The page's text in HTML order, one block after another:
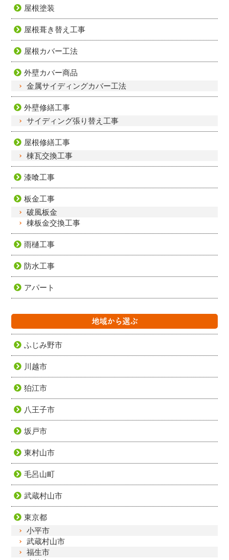
屋根塗装
屋根葺き替え工事
屋根カバー工法
外壁カバー商品
金属サイディングカバー工法
外壁修繕工事
サイディング張り替え工事
屋根修繕工事
棟瓦交換工事
漆喰工事
板金工事
破風板金
棟板金交換工事
雨樋工事
防水工事
アパート
地域から選ぶ
ふじみ野市
川越市
狛江市
八王子市
坂戸市
東村山市
毛呂山町
武蔵村山市
東京都
小平市
武蔵村山市
福生市